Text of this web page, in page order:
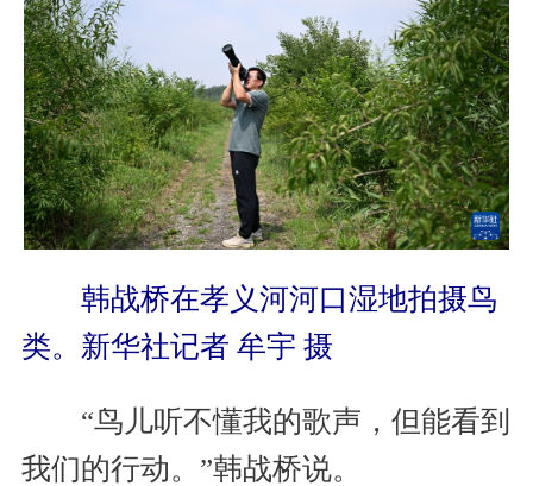
韩战桥在孝义河河口湿地拍摄鸟
类。新华社记者 牟宇 摄
“鸟儿听不懂我的歌声，但能看到
我们的行动。”韩战桥说。